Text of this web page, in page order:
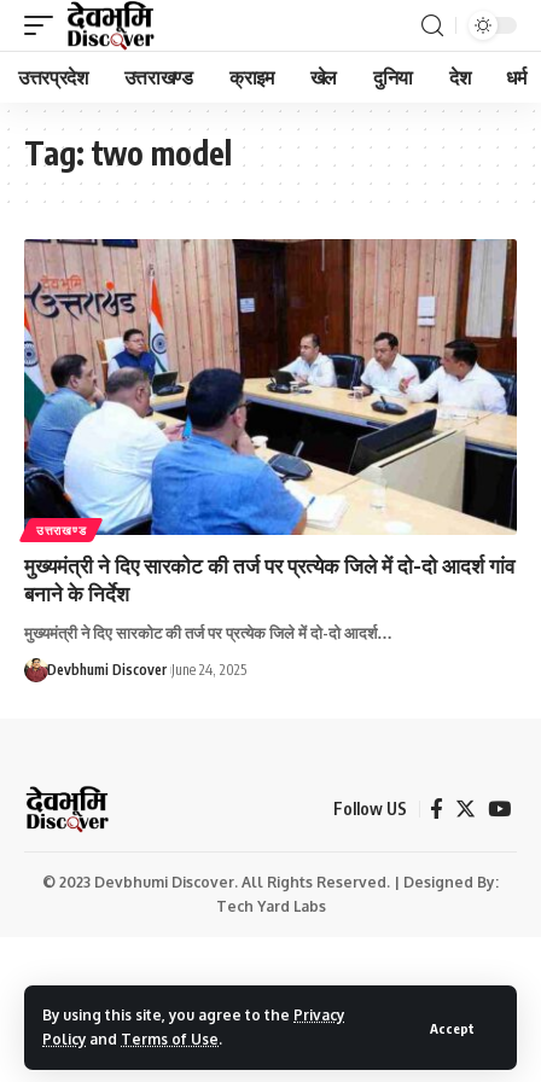
By using this site, you agree to the Privacy
Policy and Terms of Use.
Accept
उत्तरप्रदेश उत्तराखण्ड क्राइम खेल दुनिया देश धर्म
Tag: two model
उत्तराखण्ड
मुख्यमंत्री ने दिए सारकोट की तर्ज पर प्रत्येक जिले में दो-दो आदर्श गांव
बनाने के निर्देश
मुख्यमंत्री ने दिए सारकोट की तर्ज पर प्रत्येक जिले में दो-दो आदर्श…
Devbhumi Discover June 24, 2025
Follow US
© 2023 Devbhumi Discover. All Rights Reserved. | Designed By:
Tech Yard Labs